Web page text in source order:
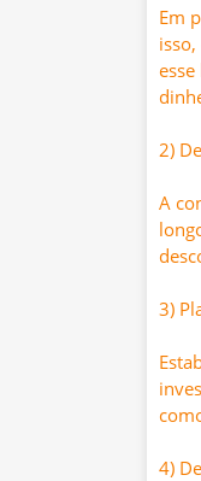
Em
2)
A
3)
4)